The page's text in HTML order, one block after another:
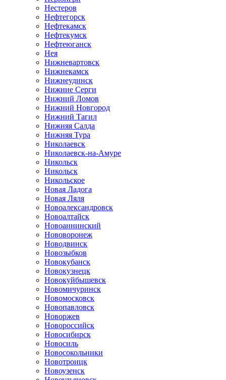
Нестеров
Нефтегорск
Нефтекамск
Нефтекумск
Нефтеюганск
Нея
Нижневартовск
Нижнекамск
Нижнеудинск
Нижние Серги
Нижний Ломов
Нижний Новгород
Нижний Тагил
Нижняя Салда
Нижняя Тура
Николаевск
Николаевск-на-Амуре
Никольск
Никольск
Никольское
Новая Ладога
Новая Ляля
Новоалександровск
Новоалтайск
Новоаннинский
Нововоронеж
Новодвинск
Новозыбков
Новокубанск
Новокузнецк
Новокуйбышевск
Новомичуринск
Новомосковск
Новопавловск
Новоржев
Новороссийск
Новосибирск
Новосиль
Новосокольники
Новотроицк
Новоузенск